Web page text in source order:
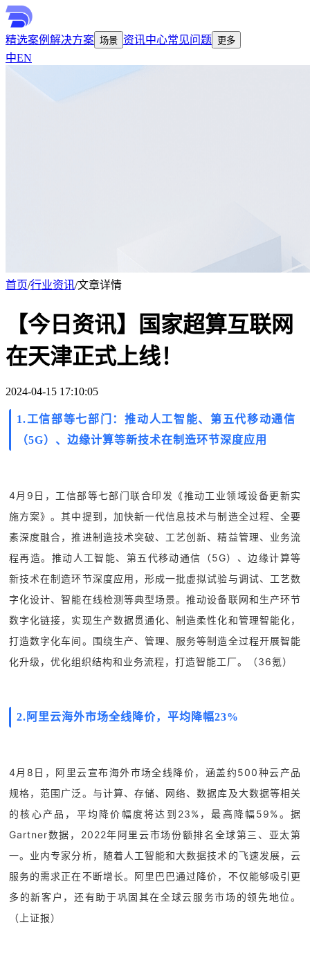
精选案例 解决方案 场景 资讯中心常见问题 更多
中EN
首页/行业资讯/文章详情
【今日资讯】国家超算互联网
在天津正式上线！
2024-04-15 17:10:05
1.工信部等七部门：推动人工智能、第五代移动通信
（5G）、边缘计算等新技术在制造环节深度应用
4月9日，工信部等七部门联合印发《推动工业领域设备更新实
施方案》。其中提到，加快新一代信息技术与制造全过程、全要
素深度融合，推进制造技术突破、工艺创新、精益管理、业务流
程再造。推动人工智能、第五代移动通信（5G）、边缘计算等
新技术在制造环节深度应用，形成一批虚拟试验与调试、工艺数
字化设计、智能在线检测等典型场景。推动设备联网和生产环节
数字化链接，实现生产数据贯通化、制造柔性化和管理智能化，
打造数字化车间。围绕生产、管理、服务等制造全过程开展智能
化升级，优化组织结构和业务流程，打造智能工厂。（36氪）
2. 阿里云海外市场全线降价，平均降幅23%
4月8日，阿里云宣布海外市场全线降价，涵盖约500种云产品
规格，范围广泛。与计算、存储、 网络、数据库及大数据等相关
的核心产品，平均降价幅度将达到23%，最高降幅59%。据
Gartner数据，2022年阿里云市场份额排名全球第三、亚太第
一。业内专家分析，随着人工智能和大数据技术的飞速发展，云
服务的需求正在不断增长。阿里巴巴通过降价，不仅能够吸引更
多的新客户，还有助于巩固其在全球云服务市场的领先地位。
（上证报）